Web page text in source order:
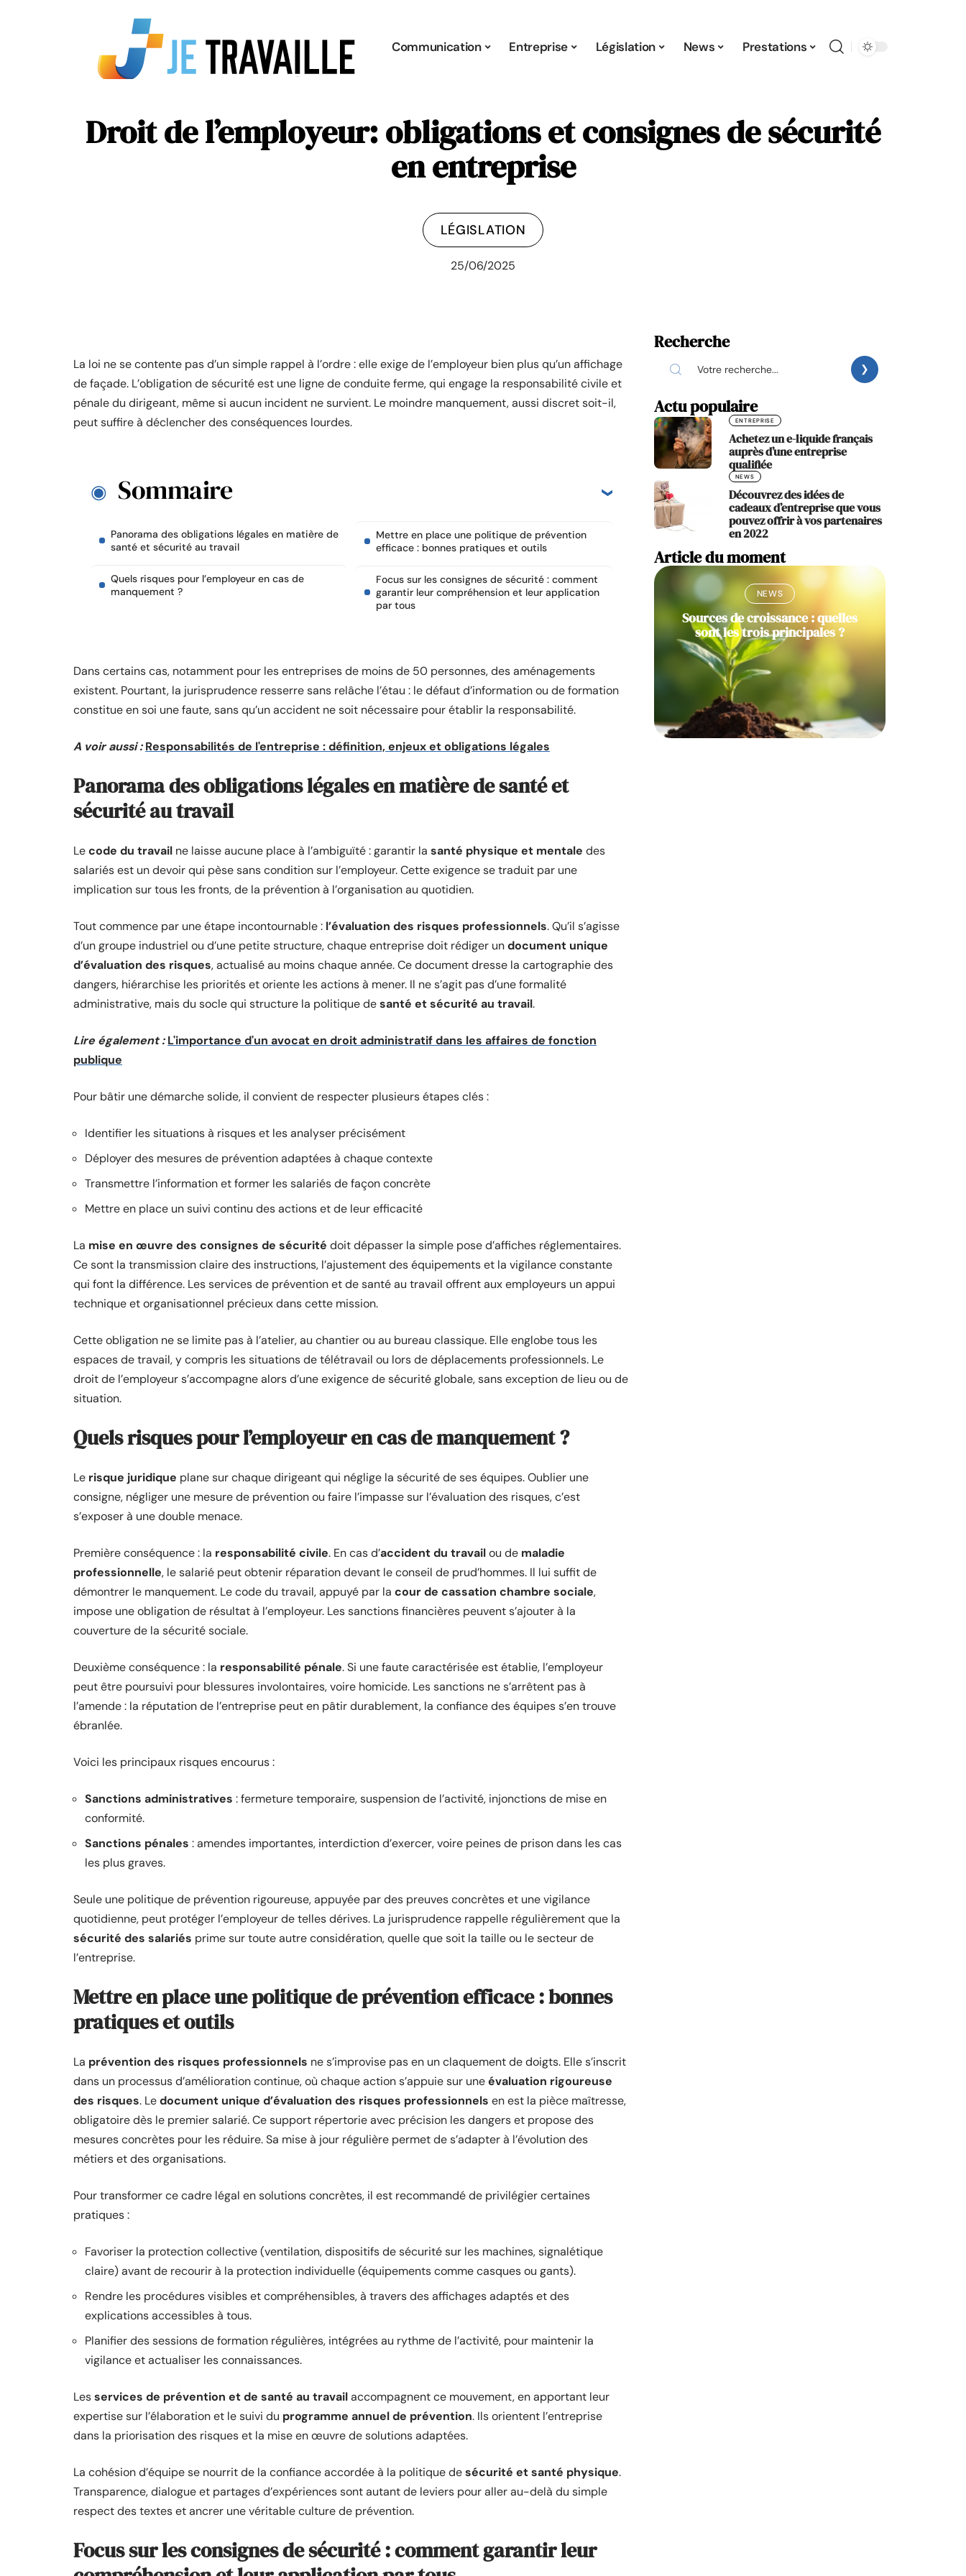
Communication Entreprise Législation News Prestations
Droit de l’employeur: obligations et consignes de sécurité
en entreprise
LÉGISLATION
25/06/2025
La loi ne se contente pas d’un simple rappel à l’ordre : elle exige de l’employeur bien plus qu’un affichage
de façade. L’obligation de sécurité est une ligne de conduite ferme, qui engage la responsabilité civile et
pénale du dirigeant, même si aucun incident ne survient. Le moindre manquement, aussi discret soit-il,
peut suffire à déclencher des conséquences lourdes.
Sommaire
Panorama des obligations légales en matière de
santé et sécurité au travail
Quels risques pour l’employeur en cas de
manquement ?
Mettre en place une politique de prévention
efficace : bonnes pratiques et outils
Focus sur les consignes de sécurité : comment
garantir leur compréhension et leur application
par tous
Dans certains cas, notamment pour les entreprises de moins de 50 personnes, des aménagements
existent. Pourtant, la jurisprudence resserre sans relâche l’étau : le défaut d’information ou de formation
constitue en soi une faute, sans qu’un accident ne soit nécessaire pour établir la responsabilité.
A voir aussi : Responsabilités de l'entreprise : définition, enjeux et obligations légales
Panorama des obligations légales en matière de santé et
sécurité au travail
Lecode du travail ne laisse aucune place à l’ambiguïté : garantir la santé physique et mentale des
salariés est un devoir qui pèse sans condition sur l’employeur. Cette exigence se traduit par une
implication sur tous les fronts, de la prévention à l’organisation au quotidien.
Tout commence par une étape incontournable : l’évaluation des risques professionnels. Qu’il s’agisse
d’un groupe industriel ou d’une petite structure, chaque entreprise doit rédiger undocument unique
d’évaluation des risques, actualisé au moins chaque année. Ce document dresse la cartographie des
dangers, hiérarchise les priorités et oriente les actions à mener. Il ne s’agit pas d’une formalité
administrative, mais du socle qui structure la politique desanté et sécurité au travail.
Lire également : L'importance d'un avocat en droit administratif dans les affaires de fonction
publique
Pour bâtir une démarche solide, il convient de respecter plusieurs étapes clés :
Identifier les situations à risques et les analyser précisément
Déployer des mesures de prévention adaptées à chaque contexte
Transmettre l’information et former les salariés de façon concrète
Mettre en place un suivi continu des actions et de leur efficacité
La mise en œuvre des consignes de sécurité doit dépasser la simple pose d’affiches réglementaires.
Ce sont la transmission claire des instructions, l’ajustement des équipements et la vigilance constante
qui font la différence. Les services de prévention et de santé au travail offrent aux employeurs un appui
technique et organisationnel précieux dans cette mission.
Cette obligation ne se limite pas à l’atelier, au chantier ou au bureau classique. Elle englobe tous les
espaces de travail, y compris les situations de télétravail ou lors de déplacements professionnels. Le
droit de l’employeur s’accompagne alors d’une exigence de sécurité globale, sans exception de lieu ou de
situation.
Quels risques pour l’employeur en cas de manquement ?
Le risque juridique plane sur chaque dirigeant qui néglige la sécurité de ses équipes. Oublier une
consigne, négliger une mesure de prévention ou faire l’impasse sur l’évaluation des risques, c’est
s’exposer à une double menace.
Première conséquence : la responsabilité civile. En cas d’accident du travailou de maladie
professionnelle, le salarié peut obtenir réparation devant le conseil de prud’hommes. Il lui suffit de
démontrer le manquement. Le code du travail, appuyé par la cour de cassation chambre sociale,
impose une obligation de résultat à l’employeur. Les sanctions financières peuvent s’ajouter à la
couverture de la sécurité sociale.
Deuxième conséquence : la responsabilité pénale. Si une faute caractérisée est établie, l’employeur
peut être poursuivi pour blessures involontaires, voire homicide. Les sanctions ne s’arrêtent pas à
l’amende : la réputation de l’entreprise peut en pâtir durablement, la confiance des équipes s’en trouve
ébranlée.
Voici les principaux risques encourus :
Sanctions administratives : fermeture temporaire, suspension de l’activité, injonctions de mise en
conformité.
Sanctions pénales : amendes importantes, interdiction d’exercer, voire peines de prison dans les cas
les plus graves.
Seule une politique de prévention rigoureuse, appuyée par des preuves concrètes et une vigilance
quotidienne, peut protéger l’employeur de telles dérives. La jurisprudence rappelle régulièrement que la
sécurité des salariés prime sur toute autre considération, quelle que soit la taille ou le secteur de
l’entreprise.
Mettre en place une politique de prévention efficace : bonnes
pratiques et outils
La prévention des risques professionnels ne s’improvise pas en un claquement de doigts. Elle s’inscrit
dans un processus d’amélioration continue, où chaque action s’appuie sur uneévaluation rigoureuse
des risques. Ledocument unique d’évaluation des risques professionnels en est la pièce maîtresse,
obligatoire dès le premier salarié. Ce support répertorie avec précision les dangers et propose des
mesures concrètes pour les réduire. Sa mise à jour régulière permet de s’adapter à l’évolution des
métiers et des organisations.
Pour transformer ce cadre légal en solutions concrètes, il est recommandé de privilégier certaines
pratiques :
Favoriser la protection collective (ventilation, dispositifs de sécurité sur les machines, signalétique
claire) avant de recourir à la protection individuelle (équipements comme casques ou gants).
Rendre les procédures visibles et compréhensibles, à travers des affichages adaptés et des
explications accessibles à tous.
Planifier des sessions de formation régulières, intégrées au rythme de l’activité, pour maintenir la
vigilance et actualiser les connaissances.
Lesservices de prévention et de santé au travailaccompagnent ce mouvement, en apportant leur
expertise sur l’élaboration et le suivi du programme annuel de prévention. Ils orientent l’entreprise
dans la priorisation des risques et la mise en œuvre de solutions adaptées.
La cohésion d’équipe se nourrit de la confiance accordée à la politique desécurité et santé physique.
Transparence, dialogue et partages d’expériences sont autant de leviers pour aller au-delà du simple
respect des textes et ancrer une véritable culture de prévention.
Focus sur les consignes de sécurité : comment garantir leur
Recherche
Actu populaire
ENTREPRISE
Achetez un e-liquide français
auprès d’une entreprise
qualifiée
NEWS
Découvrez des idées de
cadeaux d’entreprise que vous
pouvez offrir à vos partenaires
en 2022
Article du moment
NEWS
Sources de croissance : quelles
sont les trois principales ?